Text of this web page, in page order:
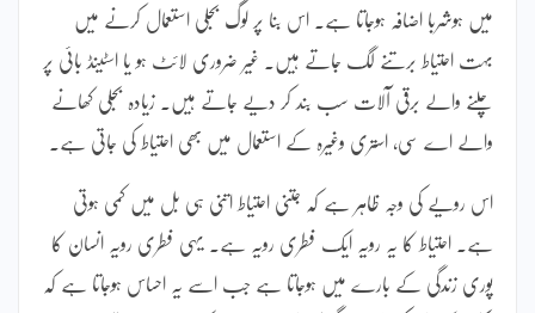
میں ہوشربا اضافہ ہوجاتا ہے۔ اس بنا پر لوگ بجلی استعمال کرنے میں
بہت احتیاط برتنے لگ جاتے ہیں۔ غیر ضروری لائٹ ہو یا اسٹینڈ بائی پر
چلنے والے برقی آلات سب بند کر دیے جاتے ہیں۔ زیادہ بجلی کھانے
والے اے سی، استری وغیرہ کے استعمال میں بھی احتیاط کی جاتی ہے۔
اس رویے کی وجہ ظاہر ہے کہ جتنی احتیاط اتنی ہی بل میں کمی ہوتی
ہے۔ احتیاط کا یہ رویہ ایک فطری رویہ ہے۔ یہی فطری رویہ انسان کا
پوری زندگی کے بارے میں ہوجاتا ہے جب اسے یہ احساس ہوجاتا ہے کہ